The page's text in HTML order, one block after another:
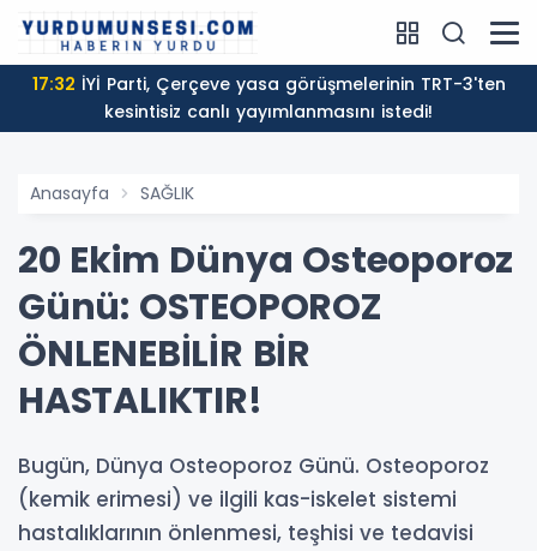
17:32
kesintisiz canlı yayımlanmasını istedi!
Anasayfa SAĞLIK
20 Ekim Dünya Osteoporoz
Günü: OSTEOPOROZ
ÖNLENEBİLİR BİR
HASTALIKTIR!
Bugün, Dünya Osteoporoz Günü. Osteoporoz
(kemik erimesi) ve ilgili kas-iskelet sistemi
hastalıklarının önlenmesi, teşhisi ve tedavisi